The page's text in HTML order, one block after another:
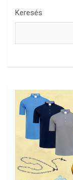
Keresés